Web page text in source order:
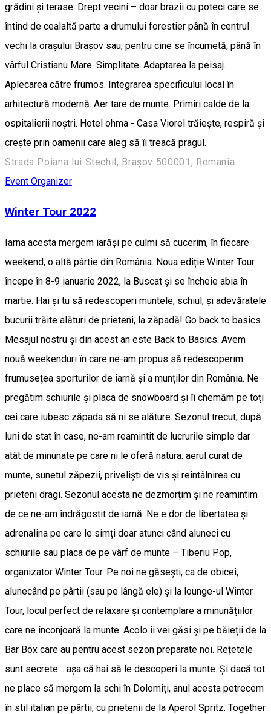
grădini și terase. Drept vecini – doar brazii cu poteci care se
întind de cealaltă parte a drumului forestier până în centrul
vechi la orașului Brașov sau, pentru cine se încumetă, până în
vârful Cristianu Mare. Simplitate. Adaptarea la peisaj.
Aplecarea către frumos. Integrarea specificului local în
arhitectură modernă. Aer tare de munte. Primiri calde de la
ospitalierii noștri. Hotel ohma - Casa Viorel trăiește, respiră și
crește prin oamenii care aleg să îi treacă pragul.
Strada Poiana lui Stechil, Brașov 500001, Romania
Event Organizer
Winter Tour 2022
Iarna acesta mergem iarăși pe culmi să cucerim, în fiecare
weekend, o altă pârtie din România. Noua ediție Winter Tour
începe în 8-9 ianuarie 2022, la Buscat și se încheie abia în
martie. Hai și tu să redescoperi muntele, schiul, și adevăratele
bucurii trăite alături de prieteni, la zăpadă! Go back to basics.
Mesajul nostru și din acest an este Back to Basics. Avem
nouă weekenduri în care ne-am propus să redescoperim
frumusețea sporturilor de iarnă și a munților din România. Ne
pregătim schiurile și placa de snowboard și îi chemăm pe toți
cei care iubesc zăpada să ni se alăture. Sezonul trecut, după
luni de stat în case, ne-am reamintit de lucrurile simple dar
atât de minunate pe care ni le oferă natura: aerul curat de
munte, sunetul zăpezii, priveliști de vis și reîntâlnirea cu
prieteni dragi. Sezonul acesta ne dezmorțim și ne reamintim
de ce ne-am îndrăgostit de iarnă. Ne e dor de libertatea și
adrenalina pe care le simți doar atunci când aluneci cu
schiurile sau placa de pe vârf de munte – Tiberiu Pop,
organizator Winter Tour. Pe noi ne găsești, ca de obicei,
alunecând pe pârtii (sau pe lângă ele) și la lounge-ul Winter
Tour, locul perfect de relaxare și contemplare a minunățiilor
care ne înconjoară la munte. Acolo îi vei găsi și pe băieții de la
Bar Box care au pentru acest sezon preparate noi. Rețetele
sunt secrete… așa că hai să le descoperi la munte. Și dacă tot
ne place să mergem la schi în Dolomiți, anul acesta petrecem
în stil italian pe pârtii, cu prietenii de la Aperol Spritz. Together